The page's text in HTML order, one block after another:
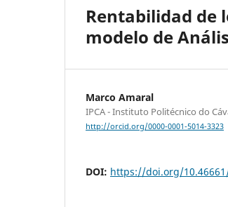
Rentabilidad de
modelo de
Marco Amaral
IPCA - Instituto Politécnico do
http://orcid.org/0000-0001-5014-3323
DOI: https://doi.org/